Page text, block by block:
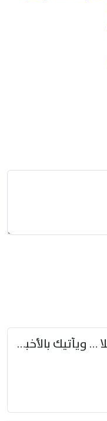
ستبدي لك الأيام ما كنت جاهلا … ويأتيك بالأخبار من لم تزوّد